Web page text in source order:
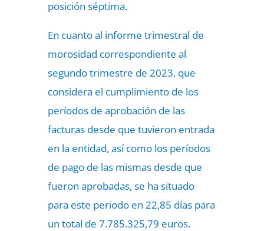
posición séptima.
En cuanto al informe trimestral de
morosidad correspondiente al
segundo trimestre de 2023, que
considera el cumplimiento de los
períodos de aprobación de las
facturas desde que tuvieron entrada
en la entidad, así como los períodos
de pago de las mismas desde que
fueron aprobadas, se ha situado
para este periodo en 22,85 días para
un total de 7.785.325,79 euros.